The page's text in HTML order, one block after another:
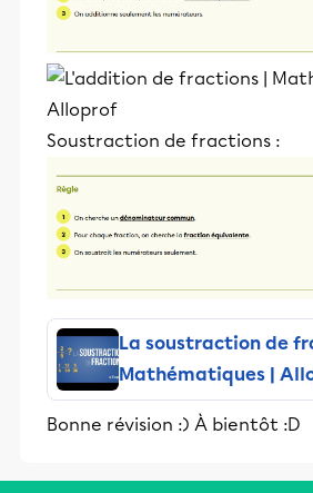
Soustraction de fractions :
La soustraction de
Mathématiques |
Bonne révision :) À bientôt :D